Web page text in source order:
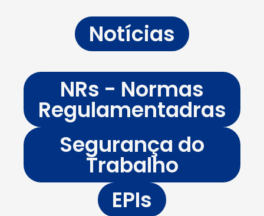
Notícias
NRs - Normas
Regulamentadras
Segurança do
Trabalho
EPIs